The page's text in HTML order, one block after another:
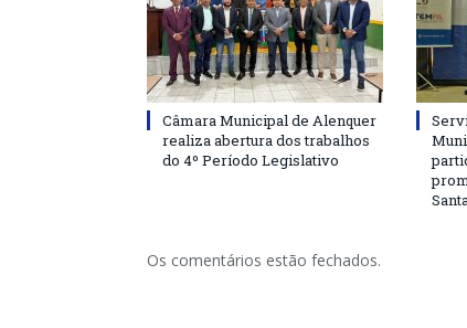
Câmara Municipal de Alenquer
realiza abertura dos trabalhos
do 4º Período Legislativo
Os comentários estão fechados.